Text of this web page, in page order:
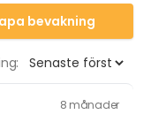
bevakning
8 månader